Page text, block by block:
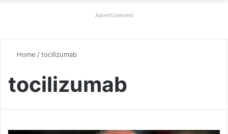
Advertisement
Home /tocilizumab
tocilizumab